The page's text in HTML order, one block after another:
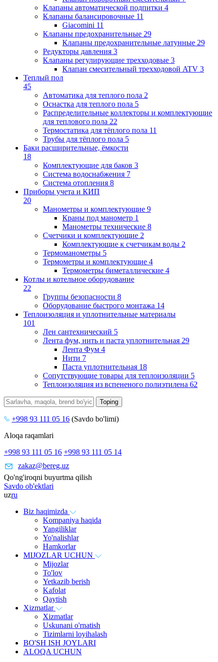
Клапаны автоматической подпитки 4
Клапаны балансировочные 11
Giacomini 11
Клапаны предохранительные 29
Клапаны предохранительные латунные 29
Редукторы давления 3
Клапаны регулирующие трехходовые 3
Клапан смесительный трехходовой ATV 3
Теплый пол
45
Автоматика для теплого пола 2
Оснастка для теплого пола 5
Распределительные коллекторы и комплектующие
для теплового пола 22
Термостатика для тёплого пола 11
Трубы для тёплого пола 5
Баки расширительные, ёмкости
18
Комплектующие для баков 3
Система водоснабжения 7
Система отопления 8
Приборы учета и КИП
20
Манометры и комплектующие 9
Краны под манометр 1
Манометры технические 8
Счетчики и комплектующие 2
Комплектующие к счетчикам воды 2
Термоманометры 5
Термометры и комплектующие 4
Термометры биметаллические 4
Котлы и котельное оборудование
22
Группы безопасности 8
Оборудование быстрого монтажа 14
Теплоизоляция и уплотнительные материалы
101
Лен сантехнический 5
Лента фум, нить и паста уплотнительная 29
Лента Фум 4
Нити 7
Паста уплотнительная 18
Сопутствующие товары для теплоизоляции 5
Теплоизоляция из вспененого полиэтилена 62
+998 93 111 05 16 (Savdo bo'limi)
Aloqa raqamlari
+998 93 111 05 16 +998 93 111 05 14
zakaz@bereg.uz
Qo'ng'iroqni buyurtma qilish
Savdo ob'ektlari
uzru
Biz haqimizda
Kompaniya haqida
Yangiliklar
Yo'nalishlar
Hamkorlar
MIJOZLAR UCHUN
Mijozlar
To'lov
Yetkazib berish
Kafolat
Qaytish
Xizmatlar
Xizmatlar
Uskunani o'rnatish
Tizimlarni loyihalash
BO'SH ISH JOYLARI
ALOQA UCHUN